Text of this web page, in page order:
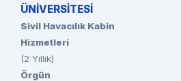
ÜNİVERSİTESİ
Sivil Havacılık Kabin
Hizmetleri
(2 Yıllık)
Örgün